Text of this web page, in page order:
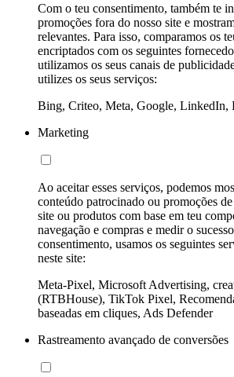
Com o teu consentimento, também te
promoções fora do nosso site e
relevantes. Para isso, comparamos os
encriptados com os seguintes
utilizamos os seus canais de
utilizes os seus serviços:
Bing, Criteo, Meta, Google, LinkedIn,
Marketing
Ao aceitar esses serviços, podemos
conteúdo patrocinado ou promoções
site ou produtos com base em teu
navegação e compras e medir o
consentimento, usamos os seguintes
neste site:
Meta-Pixel, Microsoft Advertising,
(RTBHouse), TikTok Pixel,
baseadas em cliques, Ads Defender
Rastreamento avançado de conversões